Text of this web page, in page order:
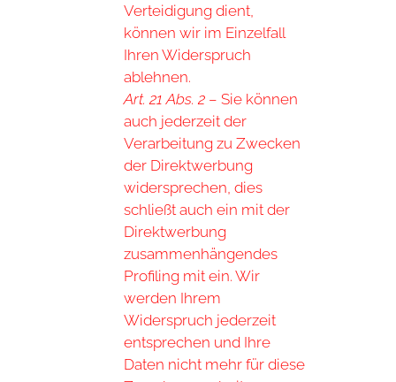
Verteidigung dient,
können wir im Einzelfall
Ihren Widerspruch
ablehnen.
Art. 21 Abs. 2– Sie können
auch jederzeit der
Verarbeitung zu Zwecken
der Direktwerbung
widersprechen, dies
schließt auch ein mit der
Direktwerbung
zusammenhängendes
Profiling mit ein. Wir
werden Ihrem
Widerspruch jederzeit
entsprechen und Ihre
Daten nicht mehr für diese